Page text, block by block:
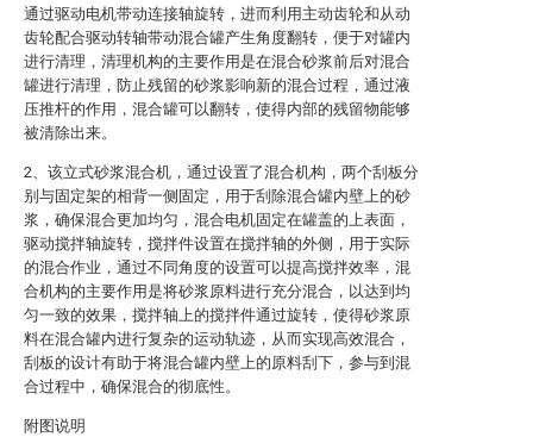
通过驱动电机带动连接轴旋转，进而利用主动齿轮和从动
齿轮配合驱动转轴带动混合罐产生角度翻转，便于对罐内
进行清理，清理机构的主要作用是在混合砂浆前后对混合
罐进行清理，防止残留的砂浆影响新的混合过程，通过液
压推杆的作用，混合罐可以翻转，使得内部的残留物能够
被清除出来。
2、该立式砂浆混合机，通过设置了混合机构，两个刮板分
别与固定架的相背一侧固定，用于刮除混合罐内壁上的砂
浆，确保混合更加均匀，混合电机固定在罐盖的上表面，
驱动搅拌轴旋转，搅拌件设置在搅拌轴的外侧，用于实际
的混合作业，通过不同角度的设置可以提高搅拌效率，混
合机构的主要作用是将砂浆原料进行充分混合，以达到均
匀一致的效果，搅拌轴上的搅拌件通过旋转，使得砂浆原
料在混合罐内进行复杂的运动轨迹，从而实现高效混合，
刮板的设计有助于将混合罐内壁上的原料刮下，参与到混
合过程中，确保混合的彻底性。
附图说明